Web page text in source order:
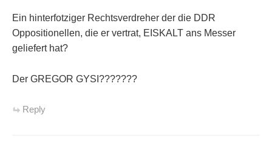
Ein hinterfotziger Rechtsverdreher der die DDR
Oppositionellen, die er vertrat, EISKALT ans Messer
geliefert hat?
Der GREGOR GYSI???????
Reply